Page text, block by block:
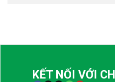
KẾT NỐI VỚI